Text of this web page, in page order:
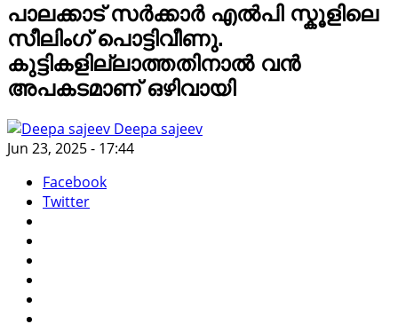
പാലക്കാട് സർക്കാർ എൽപി സ്കൂളിലെ
സീലിംഗ് പൊട്ടിവീണു.
കുട്ടികളില്ലാത്തതിനാൽ വൻ
അപകടമാണ് ഒഴിവായി
Deepa sajeev
Jun 23, 2025 - 17:44
Facebook
Twitter